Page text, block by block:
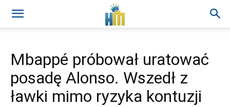
Mbappé próbował uratować
posadę Alonso. Wszedł z
ławki mimo ryzyka kontuzji